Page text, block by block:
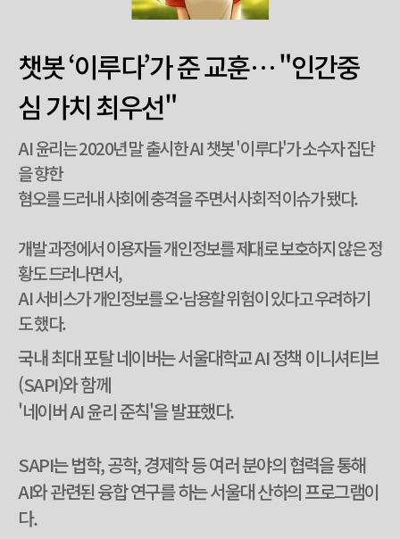
챗봇 ‘이루다’가 준 교훈… "인간중
심 가치 최우선"
AI 윤리는 2020년 말 출시한 AI 챗봇 '이루다'가 소수자 집단
을 향한
혐오를 드러내 사회에 충격을 주면서 사회적 이슈가 됐다.
개발 과정에서 이용자들 개인정보를 제대로 보호하지 않은 정
황도 드러나면서,
AI 서비스가 개인정보를 오·남용할 위험이 있다고 우려하기
도 했다.
국내 최대 포탈 네이버는 서울대학교 AI 정책 이니셔티브
(SAPI)와 함께
'네이버 AI 윤리 준칙'을 발표했다.
SAPI는 법학, 공학, 경제학 등 여러 분야의 협력을 통해
AI와 관련된 융합 연구를 하는 서울대 산하의 프로그램이
다.